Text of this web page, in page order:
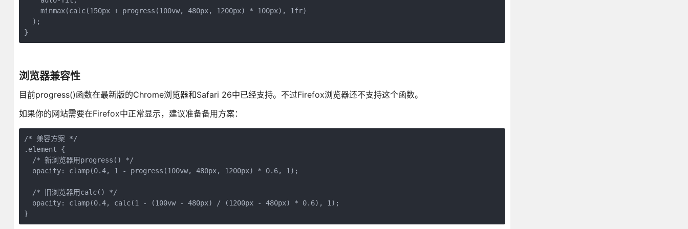
    minmax(calc(150px + progress(100vw, 480px, 1200px) * 100px), 1fr)
  );
}
浏览器兼容性
目前progress()函数在最新版的Chrome浏览器和Safari 26中已经支持。不过Firefox浏览器还不支持这个函数。
如果你的网站需要在Firefox中正常显示，建议准备备用方案：
/* 兼容方案 */
.element {
  /* 新浏览器用progress() */
  opacity: clamp(0.4, 1 - progress(100vw, 480px, 1200px) * 0.6, 1);
  /* 旧浏览器用calc() */
  opacity: clamp(0.4, calc(1 - (100vw - 480px) / (1200px - 480px) * 0.6), 1);
}